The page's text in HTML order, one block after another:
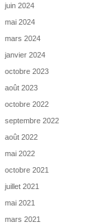
juin 2024
mai 2024
mars 2024
janvier 2024
octobre 2023
août 2023
octobre 2022
septembre 2022
août 2022
mai 2022
octobre 2021
juillet 2021
mai 2021
mars 2021